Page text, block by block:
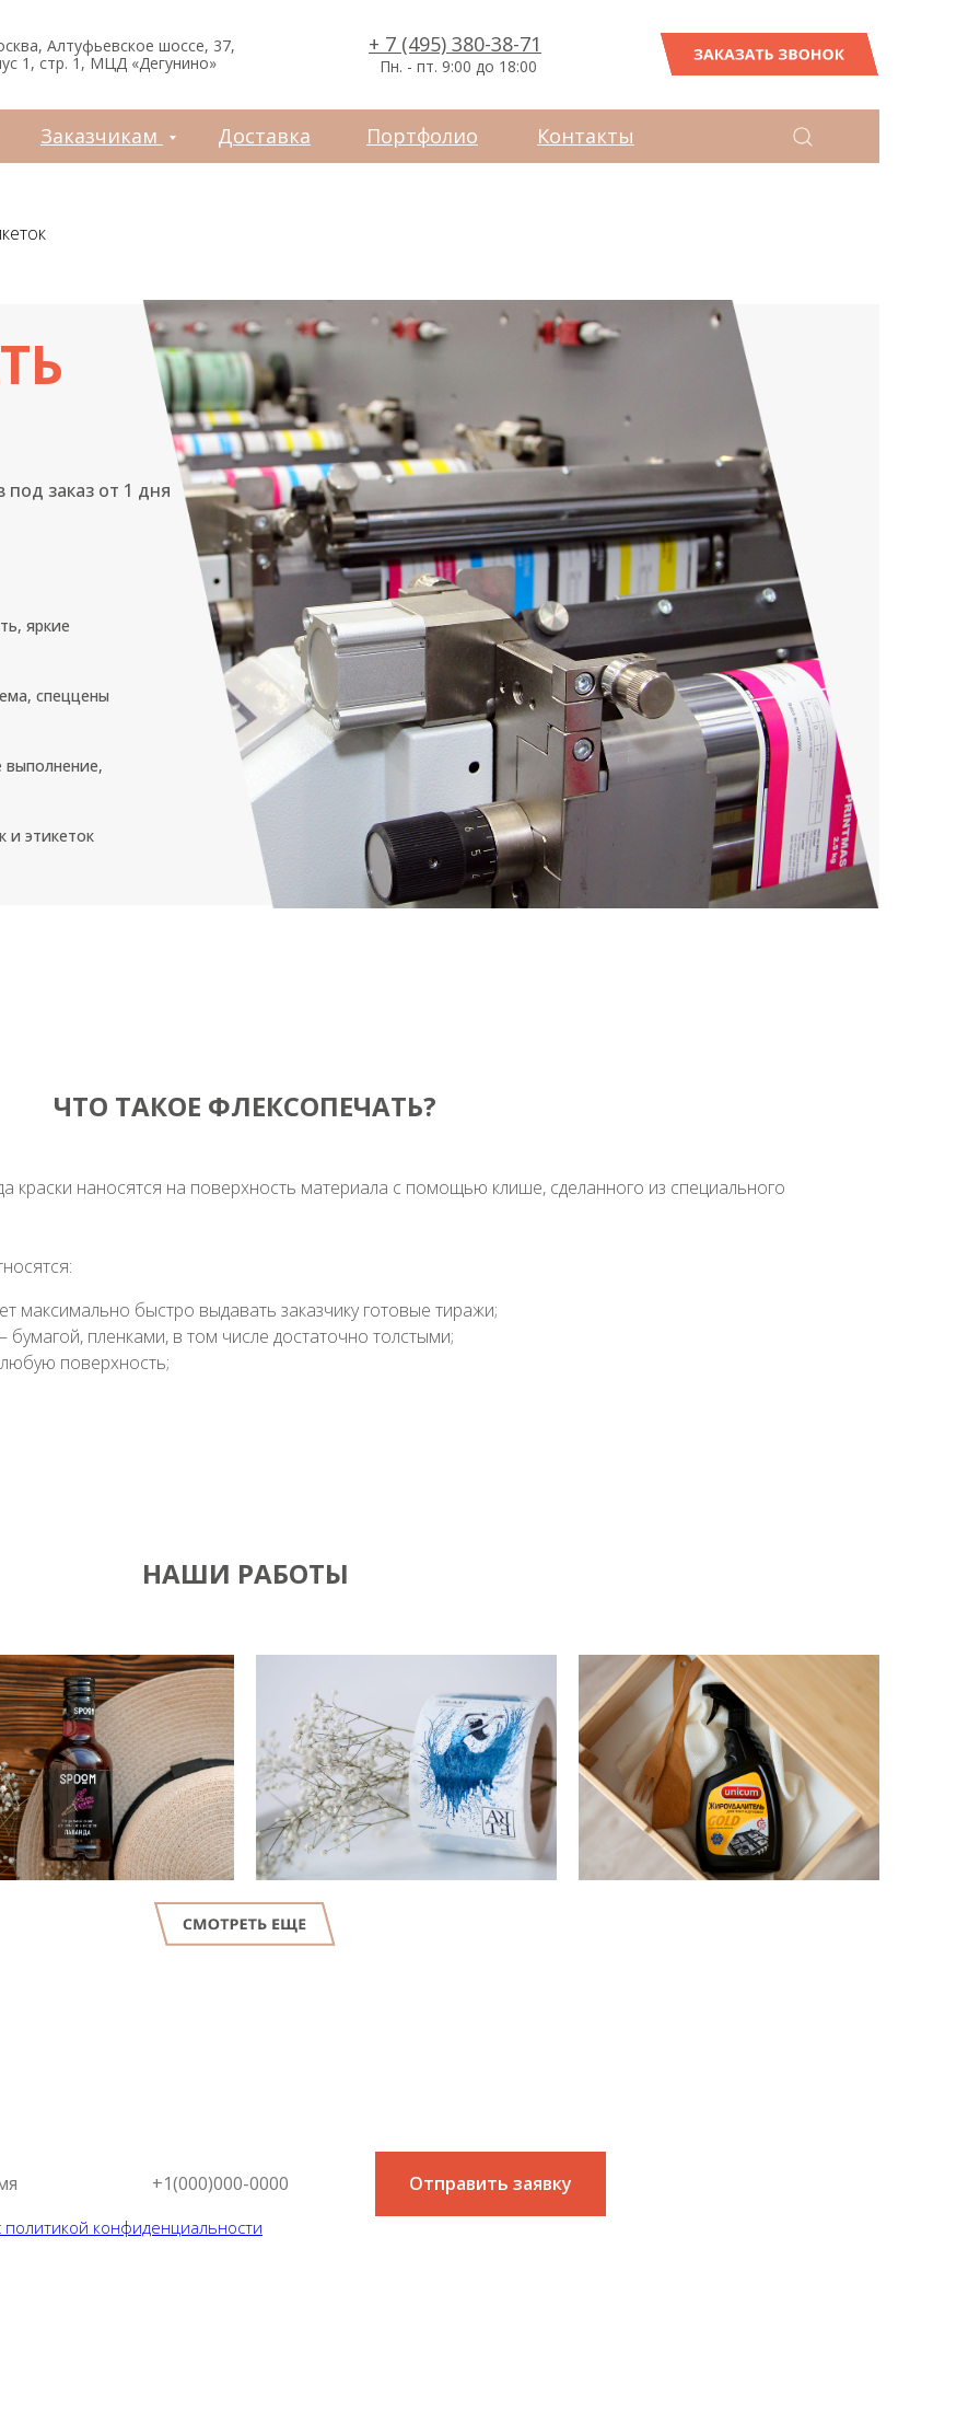
+ 7 (495) 380-38-71
Алтуфьевское шоссе, 37,
1, стр. 1, МЦД «Дегунино»
Пн. - пт. 9:00 до 18:00
ЗАКАЗАТЬ ЗВОНОК
Заказчикам Доставка Портфолио Контакты
яркие
спеццены
выполнение,
под заказ от 1 дня
и этикеток
ЧТО ТАКОЕ ФЛЕКСОПЕЧАТЬ?
краски наносятся на поверхность материала с помощью клише, сделанного из специального
максимально быстро выдавать заказчику готовые тиражи;
пленками, в том числе достаточно толстыми;
поверхность;
НАШИ РАБОТЫ
LET'S GO!
политикой конфиденциальности
Отправить заявку